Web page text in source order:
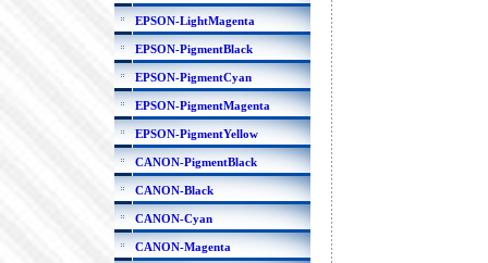
EPSON-LightMagenta
EPSON-PigmentBlack
EPSON-PigmentCyan
EPSON-PigmentMagenta
EPSON-PigmentYellow
CANON-PigmentBlack
CANON-Black
CANON-Cyan
CANON-Magenta